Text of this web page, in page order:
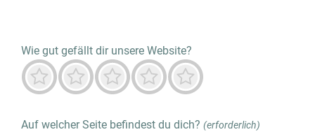
Wie gut gefällt dir unsere Website?
Herausragend
Vorwiegend gut
Neutral
Nicht gut
Furchtbar
Auf welcher Seite befindest du dich? (erforderlich)